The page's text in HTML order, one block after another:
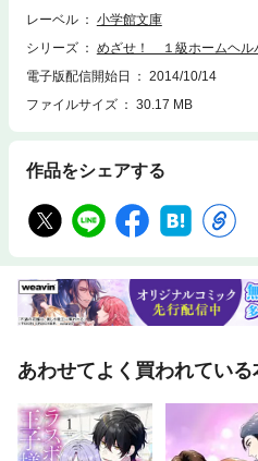
レーベル
小学館文庫
シリーズ
めざせ！ １級ホームヘル
電子版配信開始日
2014/10/14
ファイルサイズ
30.17 MB
作品をシェアする
あわせてよく買われている